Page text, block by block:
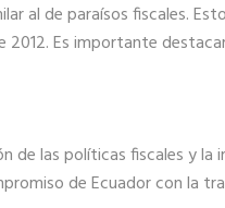
al de paraísos fiscales.
2012. Es importante
de las políticas fiscales y
de Ecuador con la